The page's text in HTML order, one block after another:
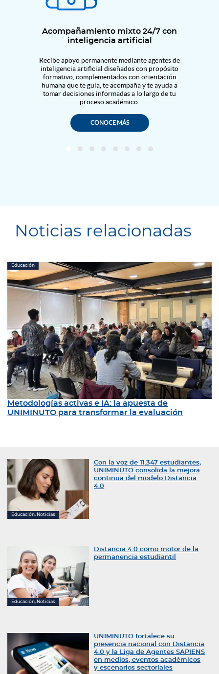
Acompañamiento mixto 24/7 con
inteligencia artificial
Recibe apoyo permanente mediante agentes de
inteligencia artificial diseñados con propósito
formativo, complementados con orientación
humana que te guía, te acompaña y te ayuda a
tomar decisiones informadas a lo largo de tu
proceso académico.
CONOCE MÁS
Noticias relacionadas
Educación
Metodologías activas e IA: la apuesta de
UNIMINUTO para transformar la evaluación
Educación, Noticias
Con la voz de 11.347 estudiantes,
UNIMINUTO consolida la mejora
continua del modelo Distancia
4.0
Educación, Noticias
Distancia 4.0 como motor de la
permanencia estudiantil
UNIMINUTO fortalece su
presencia nacional con Distancia
4.0 y la Liga de Agentes SAPIENS
en medios, eventos académicos
y escenarios sectoriales